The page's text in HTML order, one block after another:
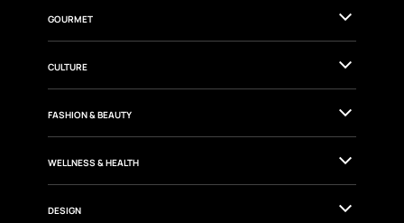
TRAVEL
GOURMET
CULTURE
FASHION & BEAUTY